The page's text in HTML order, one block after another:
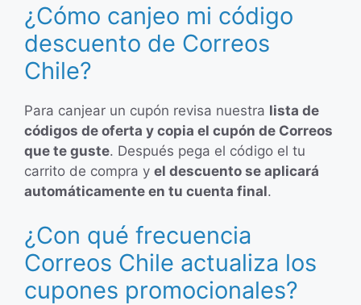
¿Cómo canjeo mi código
descuento de Correos
Chile?
Para canjear un cupón revisa nuestra lista de
códigos de oferta y copia el cupón de Correos
que te guste. Después pega el código el tu
carrito de compra y el descuento se aplicará
automáticamente en tu cuenta final.
¿Con qué frecuencia
Correos Chile actualiza los
cupones promocionales?